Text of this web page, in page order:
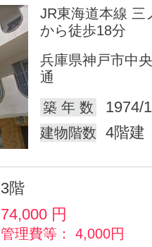
JR東海道本線 三
から徒歩18分
兵庫県神戸市中
通
築 年 数
1974/
建物階数 4階建
3階
74,000 円
管理費等： 4,000円